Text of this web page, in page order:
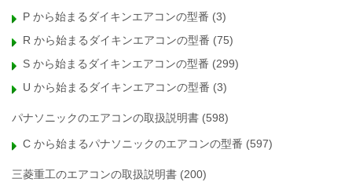
P から始まるダイキンエアコンの型番 (3)
R から始まるダイキンエアコンの型番 (75)
S から始まるダイキンエアコンの型番 (299)
U から始まるダイキンエアコンの型番 (3)
パナソニックのエアコンの取扱説明書 (598)
C から始まるパナソニックのエアコンの型番 (597)
三菱重工のエアコンの取扱説明書 (200)